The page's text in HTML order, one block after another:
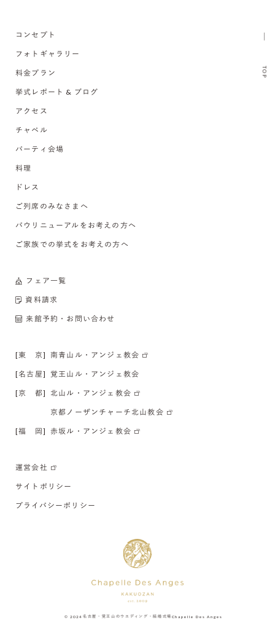
TOP
コンセプト
フォトギャラリー
料金プラン
挙式レポート & ブログ
アクセス
チャペル
パーティ会場
料理
ドレス
ご列席のみなさまへ
バウリニューアルをお考えの方へ
ご家族での挙式をお考えの方へ
フェア一覧
資料請求
来館予約・お問い合わせ
[東 京] 南青山ル・アンジェ教会
[名古屋] 覚王山ル・アンジェ教会
[京 都] 北山ル・アンジェ教会
京都ノーザンチャーチ北山教会
[福 岡] 赤坂ル・アンジェ教会
運営会社
サイトポリシー
プライバシーポリシー
© 2024 名古屋・覚王山のウエディング・結婚式場 Chapelle Des Anges